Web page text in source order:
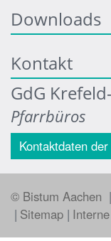
Downloads
Kontakt
GdG
Pfarrbüros
Kontaktdaten
© Bistum Aachen
Sitemap